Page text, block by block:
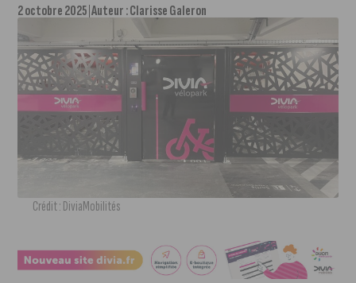
2 octobre 2025 Auteur :Clarisse Galeron
Crédit : DiviaMobilités